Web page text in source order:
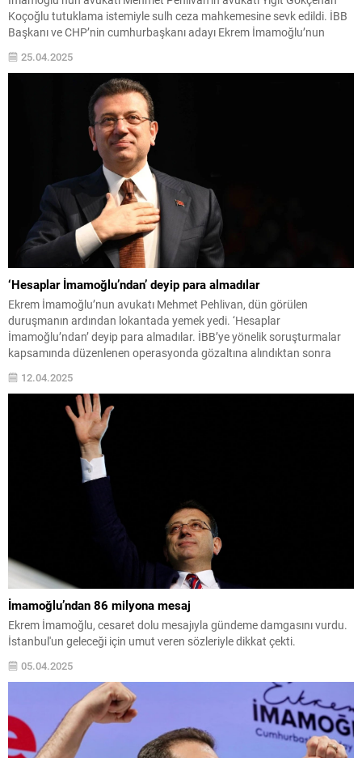
Koçoğlu tutuklama istemiyle sulh ceza mahkemesine sevk edildi. İBB
Başkanı ve CHP’nin cumhurbaşkanı adayı Ekrem İmamoğlu’nun
avukatı Mehmet Pehlivan’ın avukatı Yiğit Gökçehan Koçoğlu
tutuklama istemiyle sulh ceza mahkemesine sevk edildi. Pehlivan dün
(24 Nisan) avukatı hakkında gözaltı...
25.04.2025
‘Hesaplar İmamoğlu’ndan’ deyip para almadılar
Ekrem İmamoğlu’nun avukatı Mehmet Pehlivan, dün görülen
duruşmanın ardından lokantada yemek yedi. ‘Hesaplar
İmamoğlu’ndan’ deyip para almadılar. İBB’ye yönelik soruşturmalar
kapsamında düzenlenen operasyonda gözaltına alındıktan sonra
İstanbul Cumhuriyet Başsavcısı Akın Gürlek’i hedef gösterdiği
iddiasıyla açılan davada dün hakim karşısına çıktı. Tüm Türkiye’nin...
12.04.2025
İmamoğlu’ndan 86 milyona mesaj
Ekrem İmamoğlu, cesaret dolu mesajıyla gündeme damgasını vurdu.
İstanbul'un geleceği için umut veren sözleriyle dikkat çekti.
05.04.2025